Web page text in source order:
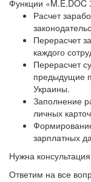
Функции
Расчет
Перерасчет
каждого
Перерасчет
предыдущие
Украины.
Заполнение
личных
зарплатных
Нужна
Ответим на все